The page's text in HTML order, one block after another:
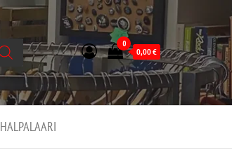
0
0,00€
HALPALAARI